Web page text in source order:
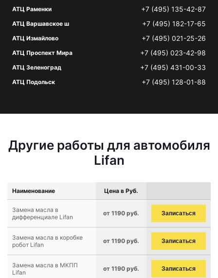
АТЦ Раменки +7 (495) 135-42-87
АТЦ Варшавское ш +7 (495) 182-17-65
АТЦ Измайлово +7 (495) 021-25-26
АТЦ Проспект Мира +7 (495) 023-42-98
АТЦ Зеленоград +7 (495) 431-00-33
АТЦ Подольск +7 (495) 128-01-88
Другие работы для автомобиля
Lifan
Наименование Цена в Руб.
Замена масла в
дифференциале Lifan
от 1190 руб. Записаться
Замена масла в коробке
робот Lifan
от 1190 руб. Записаться
Замена масла в МКПП
Lifan
от 1190 руб. Записаться